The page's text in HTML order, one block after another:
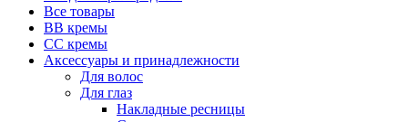
Все товары
BB кремы
CC кремы
Аксессуары и принадлежности
Для волос
Для глаз
Накладные ресницы